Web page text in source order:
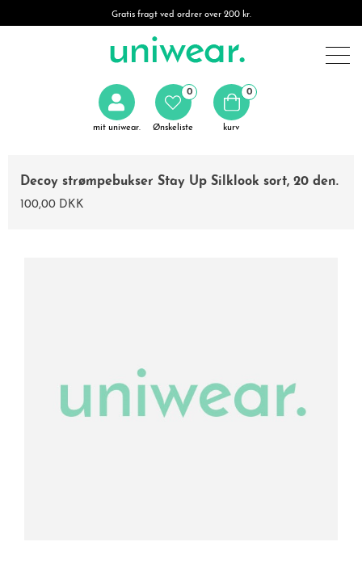
Gratis fragt ved ordrer over 200 kr.
mit uniwear. Ønskeliste
0 0
kurv
Decoy strømpebukser Stay Up Silklook sort, 20 den.
100,00 DKK